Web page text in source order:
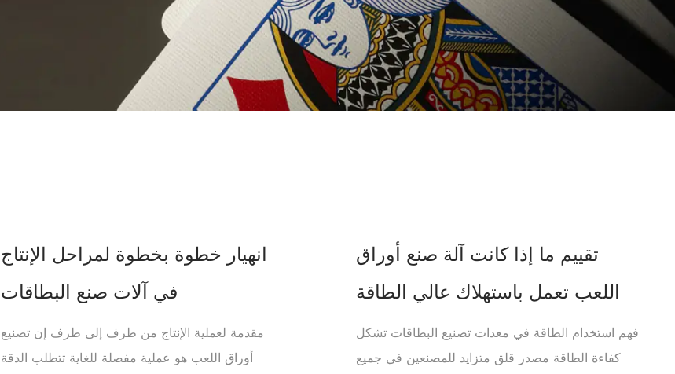
انهيار خطوة بخطوة لمراحل الإنتاج
في آلات صنع البطاقات
مقدمة لعملية الإنتاج من طرف إلى طرف إن تصنيع
أوراق اللعب هو عملية مفصلة للغاية تتطلب الدقة
تقييم ما إذا كانت آلة صنع أوراق
اللعب تعمل باستهلاك عالي الطاقة
فهم استخدام الطاقة في معدات تصنيع البطاقات تشكل
كفاءة الطاقة مصدر قلق متزايد للمصنعين في جميع